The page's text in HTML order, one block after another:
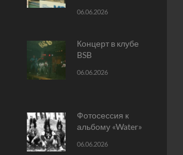
06.06.2026
Концерт в клубе
BSB
06.06.2026
Фотосессия к
альбому «Water»
06.06.2026